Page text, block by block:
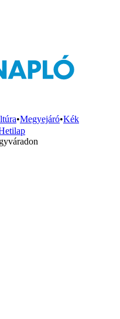
•Megyejáró•Kék